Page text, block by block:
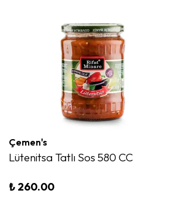
Çemen's
Lütenitsa Tatlı Sos 580 CC
₺ 260.00